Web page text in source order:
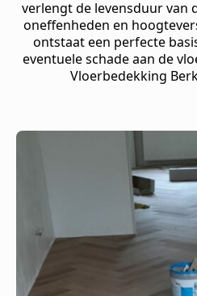
verlengt de levensduur van
oneffenheden en
ontstaat een perfecte
eventuele schade aan de
Vloerbedekking